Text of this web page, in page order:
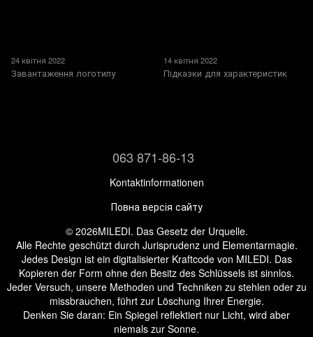
24 квітня 2022
Завантаження логотипу
14 квітня 2022
Підказки для характеристик
063 871-86-13
Kontaktinformationen
Повна версія сайту
© 2026MILEDI. Das Gesetz der Urquelle.
Alle Rechte geschützt durch Jurisprudenz und Elementarmagie.
Jedes Design ist ein digitalisierter Kraftcode von MILEDI. Das
Kopieren der Form ohne den Besitz des Schlüssels ist sinnlos.
Jeder Versuch, unsere Methoden und Techniken zu stehlen oder zu
missbrauchen, führt zur Löschung Ihrer Energie.
Denken Sie daran: Ein Spiegel reflektiert nur Licht, wird aber
niemals zur Sonne.